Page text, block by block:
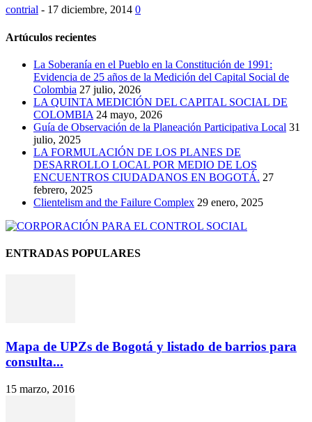
contrial - 17 diciembre, 2014 0
Artúculos recientes
La Soberanía en el Pueblo en la Constitución de 1991:
Evidencia de 25 años de la Medición del Capital Social de
Colombia 27 julio, 2026
LA QUINTA MEDICIÓN DEL CAPITAL SOCIAL DE
COLOMBIA 24 mayo, 2026
Guía de Observación de la Planeación Participativa Local 31
julio, 2025
LA FORMULACIÓN DE LOS PLANES DE
DESARROLLO LOCAL POR MEDIO DE LOS
ENCUENTROS CIUDADANOS EN BOGOTÁ. 27
febrero, 2025
Clientelism and the Failure Complex 29 enero, 2025
ENTRADAS POPULARES
Mapa de UPZs de Bogotá y listado de barrios para
consulta...
15 marzo, 2016